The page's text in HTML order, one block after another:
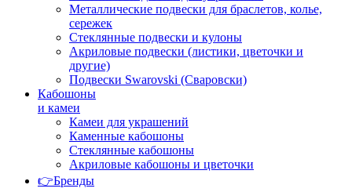
Металлические подвески для браслетов, колье,
сережек
Стеклянные подвески и кулоны
Акриловые подвески (листики, цветочки и
другие)
Подвески Swarovski (Сваровски)
Кабошоны
и камеи
Камеи для украшений
Каменные кабошоны
Стеклянные кабошоны
Акриловые кабошоны и цветочки
👉Бренды